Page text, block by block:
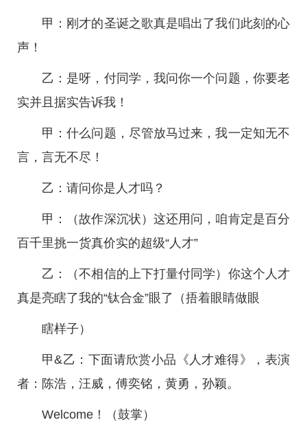
甲：刚才的圣诞之歌真是唱出了我们此刻的心
声！
乙：是呀，付同学，我问你一个问题，你要老
实并且据实告诉我！
甲：什么问题，尽管放马过来，我一定知无不
言，言无不尽！
乙：请问你是人才吗？
甲：（故作深沉状）这还用问，咱肯定是百分
百千里挑一货真价实的超级“人才”
乙：（不相信的上下打量付同学）你这个人才
真是亮瞎了我的“钛合金”眼了（捂着眼睛做眼
瞎样子）
甲&乙：下面请欣赏小品《人才难得》，表演
者：陈浩，汪威，傅奕铭，黄勇，孙颖。
Welcome！（鼓掌）